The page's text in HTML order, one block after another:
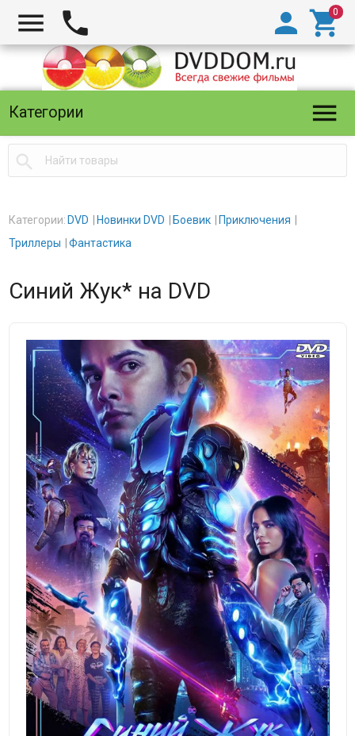
  

Категории 

Категории: DVD Новинки DVD Боевик
Приключения
Триллеры
Фантастика
Синий Жук* на DVD